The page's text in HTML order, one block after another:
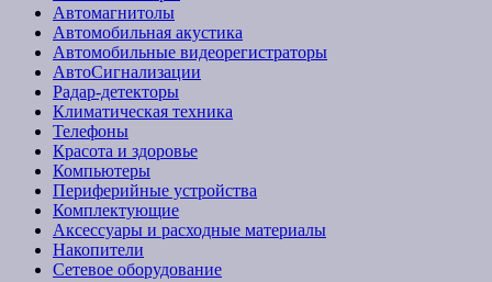
Автомагнитолы
Автомобильная акустика
Автомобильные видеорегистраторы
АвтоСигнализации
Радар-детекторы
Климатическая техника
Телефоны
Красота и здоровье
Компьютеры
Периферийные устройства
Комплектующие
Аксессуары и расходные материалы
Накопители
Сетевое оборудование